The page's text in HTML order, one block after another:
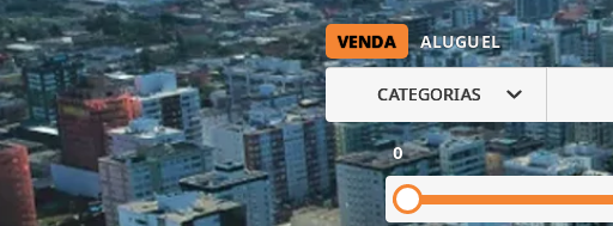
VENDA ALUGUEL
CATEGORIAS
0